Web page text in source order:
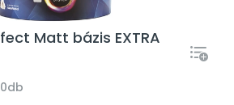
Matt bázis EXTRA